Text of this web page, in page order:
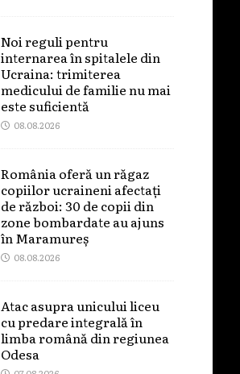
Noi reguli pentru
internarea în spitalele din
Ucraina: trimiterea
medicului de familie nu mai
este suficientă
08.08.2026
România oferă un răgaz
copiilor ucraineni afectați
de război: 30 de copii din
zone bombardate au ajuns
în Maramureș
08.08.2026
Atac asupra unicului liceu
cu predare integrală în
limba română din regiunea
Odesa